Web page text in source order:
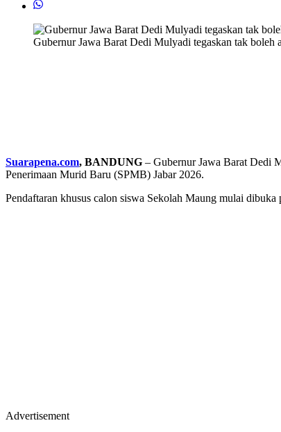
Gubernur Jawa Barat Dedi Mulyadi tegaskan tak
Suarapena.com, BANDUNG – Gubernur Jawa Barat Dedi
Penerimaan Murid Baru (SPMB) Jabar 2026.
Pendaftaran khusus calon siswa Sekolah Maung mulai
Advertisement